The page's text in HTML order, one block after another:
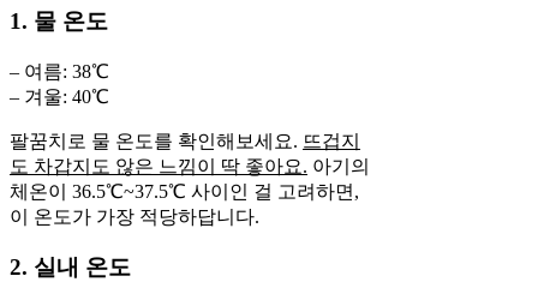
1. 물 온도
– 여름: 38℃
– 겨울: 40℃
팔꿈치로 물 온도를 확인해보세요. 뜨겁지
도 차갑지도 않은 느낌이 딱 좋아요. 아기의
체온이 36.5℃~37.5℃ 사이인 걸 고려하면,
이 온도가 가장 적당하답니다.
2. 실내 온도